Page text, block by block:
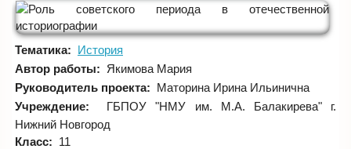
Тематика: История
Автор работы: Якимова Мария
Руководитель проекта: Маторина Ирина Ильинична
Учреждение:
ГБПОУ "НМУ им. М.А. Балакирева" г.
Нижний Новгород
Класс: 11